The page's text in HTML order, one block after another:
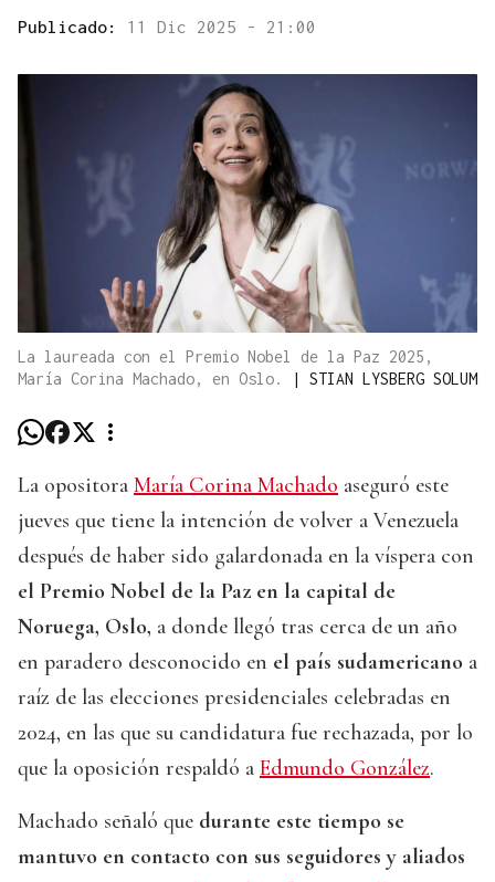
Publicado: 11 Dic 2025 - 21:00
La laureada con el Premio Nobel de la Paz 2025,
María Corina Machado, en Oslo.
| STIAN LYSBERG SOLUM
La opositora María Corina Machado aseguró este
jueves que tiene la intención de volver a Venezuela
después de haber sido galardonada en la víspera con
el Premio Nobel de la Paz en la capital de
Noruega, Oslo, a donde llegó tras cerca de un año
en paradero desconocido en el país sudamericano a
raíz de las elecciones presidenciales celebradas en
2024, en las que su candidatura fue rechazada, por lo
que la oposición respaldó a Edmundo González.
Machado señaló que durante este tiempo se
mantuvo en contacto con sus seguidores y aliados